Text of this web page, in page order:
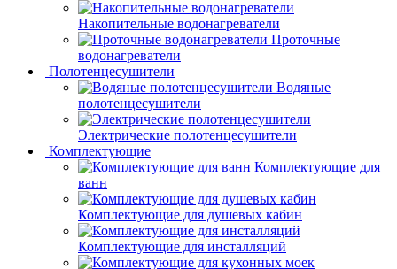
Накопительные водонагреватели
Проточные
водонагреватели
Полотенцесушители
Водяные
полотенцесушители
Электрические полотенцесушители
Комплектующие
Комплектующие для
ванн
Комплектующие для душевых кабин
Комплектующие для инсталляций